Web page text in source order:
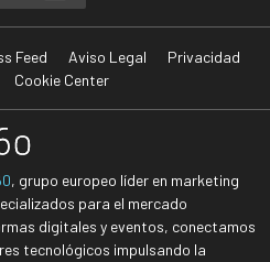
Feed Aviso Legal
Privacidad
Cookie Center
, grupo europeo líder en marketing
para el mercado
digitales y eventos, conectamos
tecnológicos impulsando la